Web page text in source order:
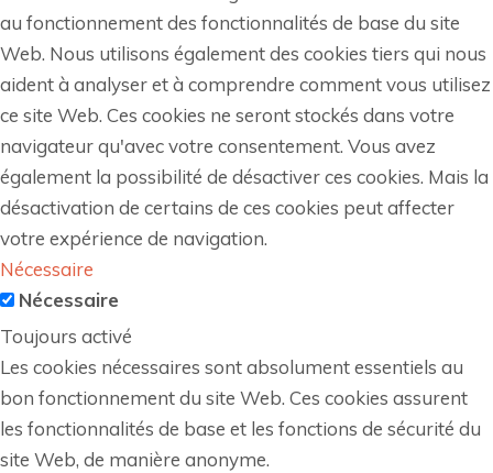
au fonctionnement des fonctionnalités de base du site
Web. Nous utilisons également des cookies tiers qui nous
aident à analyser et à comprendre comment vous utilisez
ce site Web. Ces cookies ne seront stockés dans votre
navigateur qu'avec votre consentement. Vous avez
également la possibilité de désactiver ces cookies. Mais la
désactivation de certains de ces cookies peut affecter
votre expérience de navigation.
Nécessaire
Nécessaire
Toujours activé
Les cookies nécessaires sont absolument essentiels au
bon fonctionnement du site Web. Ces cookies assurent
les fonctionnalités de base et les fonctions de sécurité du
site Web, de manière anonyme.